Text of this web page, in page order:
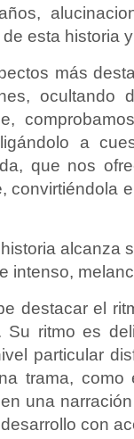
esta historia
más
ocultando
a
que nos
convirtiéndola
alcanza
intenso,
destacar el
Su ritmo es
particular
trama,
una
con